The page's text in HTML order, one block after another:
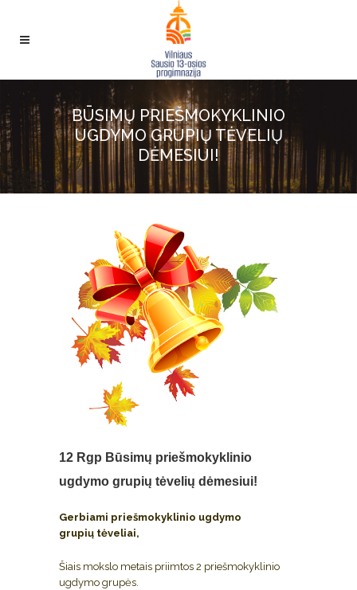
BŪSIMŲ PRIEŠMOKYKLINIO
UGDYMO GRUPIŲ TĖVELIŲ
DĖMESIUI!
12 Rgp Būsimų priešmokyklinio
ugdymo grupių tėvelių dėmesiui!
Gerbiami priešmokyklinio ugdymo
grupių tėveliai,
Šiais mokslo metais priimtos 2 priešmokyklinio
ugdymo grupės.